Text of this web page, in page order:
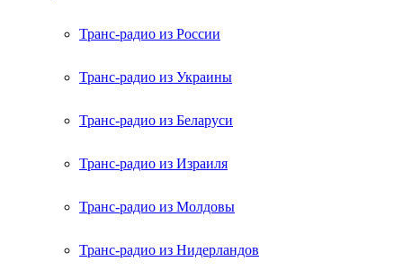
Транс-радио из России
Транс-радио из Украины
Транс-радио из Беларуси
Транс-радио из Израиля
Транс-радио из Молдовы
Транс-радио из Нидерландов